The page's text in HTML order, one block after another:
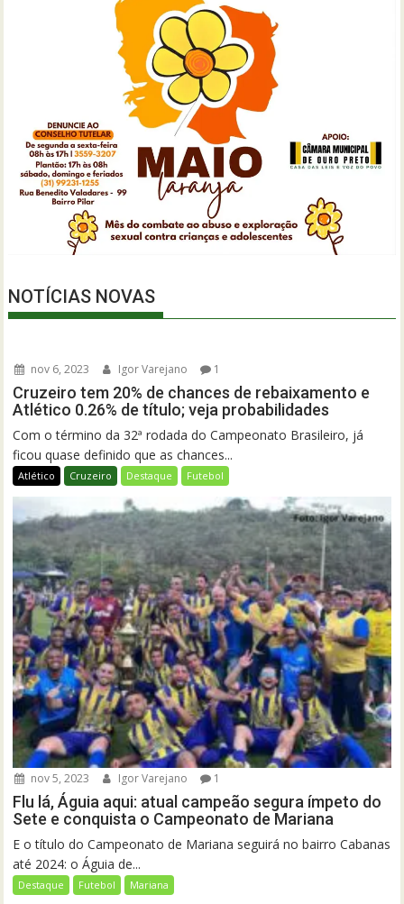
NOTÍCIAS NOVAS
nov 6, 2023 Igor Varejano 1
Cruzeiro tem 20% de chances de rebaixamento e
Atlético 0.26% de título; veja probabilidades
Com o término da 32ª rodada do Campeonato Brasileiro, já
ficou quase definido que as chances...
Atlético Cruzeiro Destaque Futebol
nov 5, 2023 Igor Varejano 1
Flu lá, Águia aqui: atual campeão segura ímpeto do
Sete e conquista o Campeonato de Mariana
E o título do Campeonato de Mariana seguirá no bairro Cabanas
até 2024: o Águia de...
Destaque Futebol Mariana